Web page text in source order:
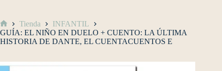
Tienda
INFANTIL
GUÍA: EL NIÑO EN DUELO + CUENTO: LA ÚLTIMA
HISTORIA DE DANTE, EL CUENTACUENTOS E